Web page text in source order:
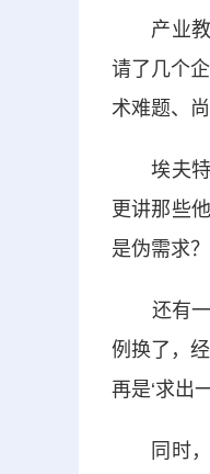
产业教授
请了几个
术难题、
埃夫特智
更讲那些
是伪需求
还有一批
例换了，
再是‘求出
同时，